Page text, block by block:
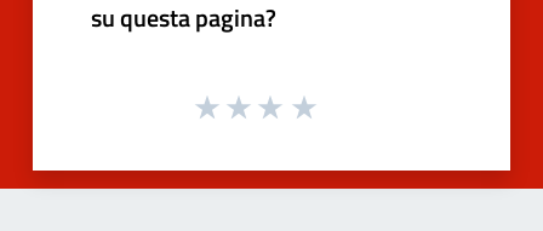
su questa pagina?